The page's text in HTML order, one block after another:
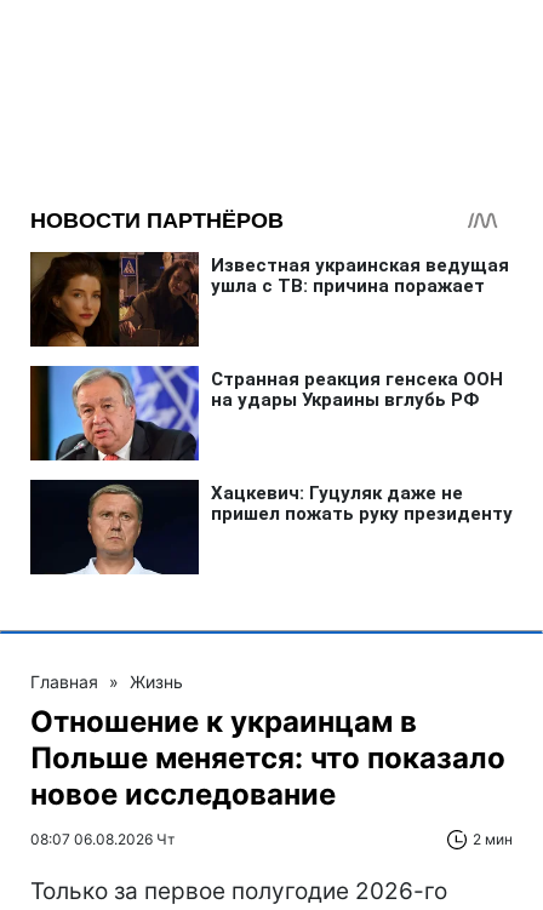
Главная » Жизнь
Отношение к украинцам в
Польше меняется: что показало
новое исследование
08:07 06.08.2026 Чт 2 мин
Только за первое полугодие 2026-го